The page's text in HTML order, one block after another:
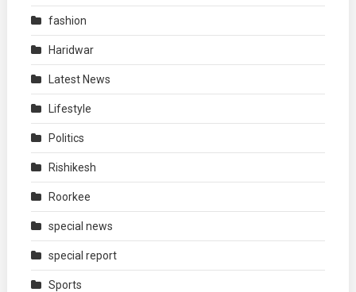
fashion
Haridwar
Latest News
Lifestyle
Politics
Rishikesh
Roorkee
special news
special report
Sports